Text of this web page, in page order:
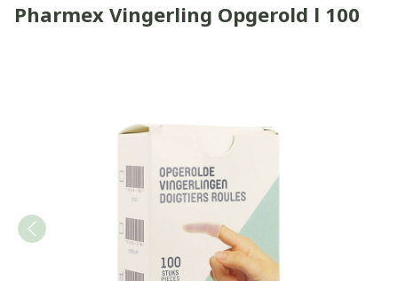
Pharmex Vingerling Opgerold l 100